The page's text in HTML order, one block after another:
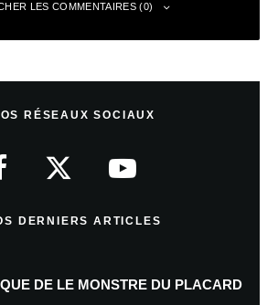
LES COMMENTAIRES (0)
RÉSEAUX SOCIAUX
DERNIERS ARTICLES
DE LE MONSTRE DU PLACARD